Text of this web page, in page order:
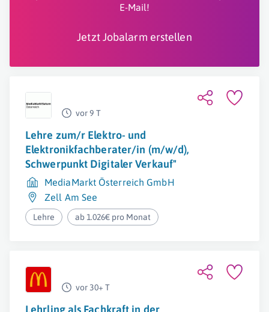
E-Mail!
Jetzt Jobalarm erstellen
vor 9 T
Lehre zum/r Elektro- und
Elektronikfachberater/in (m/w/d),
Schwerpunkt Digitaler Verkauf"
MediaMarkt Österreich GmbH
Zell Am See
Lehre ab 1.026€ pro Monat
vor 30+ T
Lehrling als Fachkraft in der